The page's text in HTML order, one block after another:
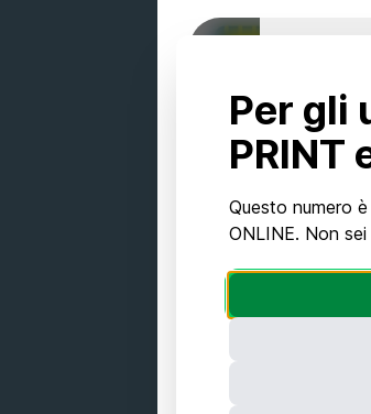
Per gli
PRINT
Questo numero
ONLINE. Non